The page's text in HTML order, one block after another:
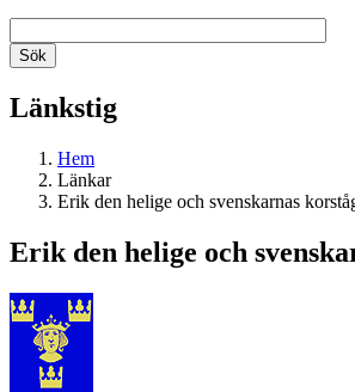
Länkstig
Hem
Länkar
Erik den helige och svenskarnas
Erik den helige och